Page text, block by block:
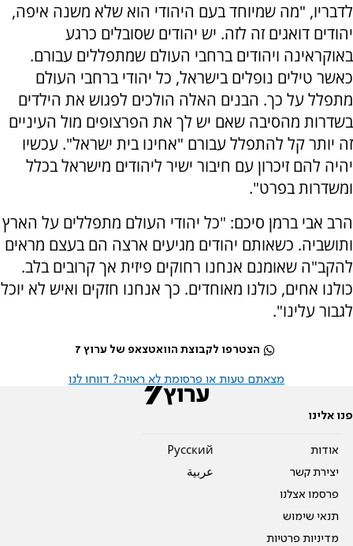
לדבריו, "מה שמיוחד בעם היהודי הוא שלא משנה איפה,
יהודים דואגים זה לזה. יש יהודים שסובלים כרגע
באוקראינה ויהודים ברחבי העולם שמתפללים עבורם.
כאשר טילים נופלים בישראל, כל יהודי ברחבי העולם
מתפלל על כך. הבנים האלה הולכים לפגוש את הילדים
בשדרות מהסיבה שאם יש לך את הפרצופים מול העיניים
זה יותר קל להתפלל עבורם "אחינו בית ישראל". עכשיו
יהיה להם זיכרון עם חיבור ישיר ליהודים מישראל בכלל
ומשדרות בפרט".
הרב אבי ברמן סיכם: "כל יהודי העולם מתפללים על הארץ
ותושביה. כשאותם יהודים מגיעים ארצה הם בעצם מראים
להקב"ה שאומנם אנחנו רחוקים פיזית אך קרובים בלב.
כולנו אחים, כולנו מאוחדים. כך אנחנו חזקים ואיש לא יוכל
לגבור עלינו".
הצטרפו לקבוצת הוואטצאפ של ערוץ 7
מצאתם טעות או פרסומת לא ראויה? דווחו לנו
פנו אלינו
אודות
יצירת קשר
פרסמו אצלנו
תנאי שימוש
מדיניות פרטיות
Pусский
عربية